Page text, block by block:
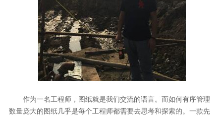
作为一名工程师，图纸就是我们交流的语言。而如何有序管理
数量庞大的图纸几乎是每个工程师都需要去思考和探索的。一款先